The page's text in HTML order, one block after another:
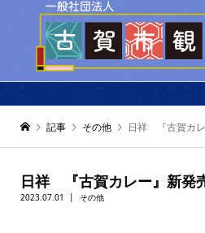
記事 その他 日祥 『古賀カレ
日祥 『古賀カレー』新発
2023.07.01 その他